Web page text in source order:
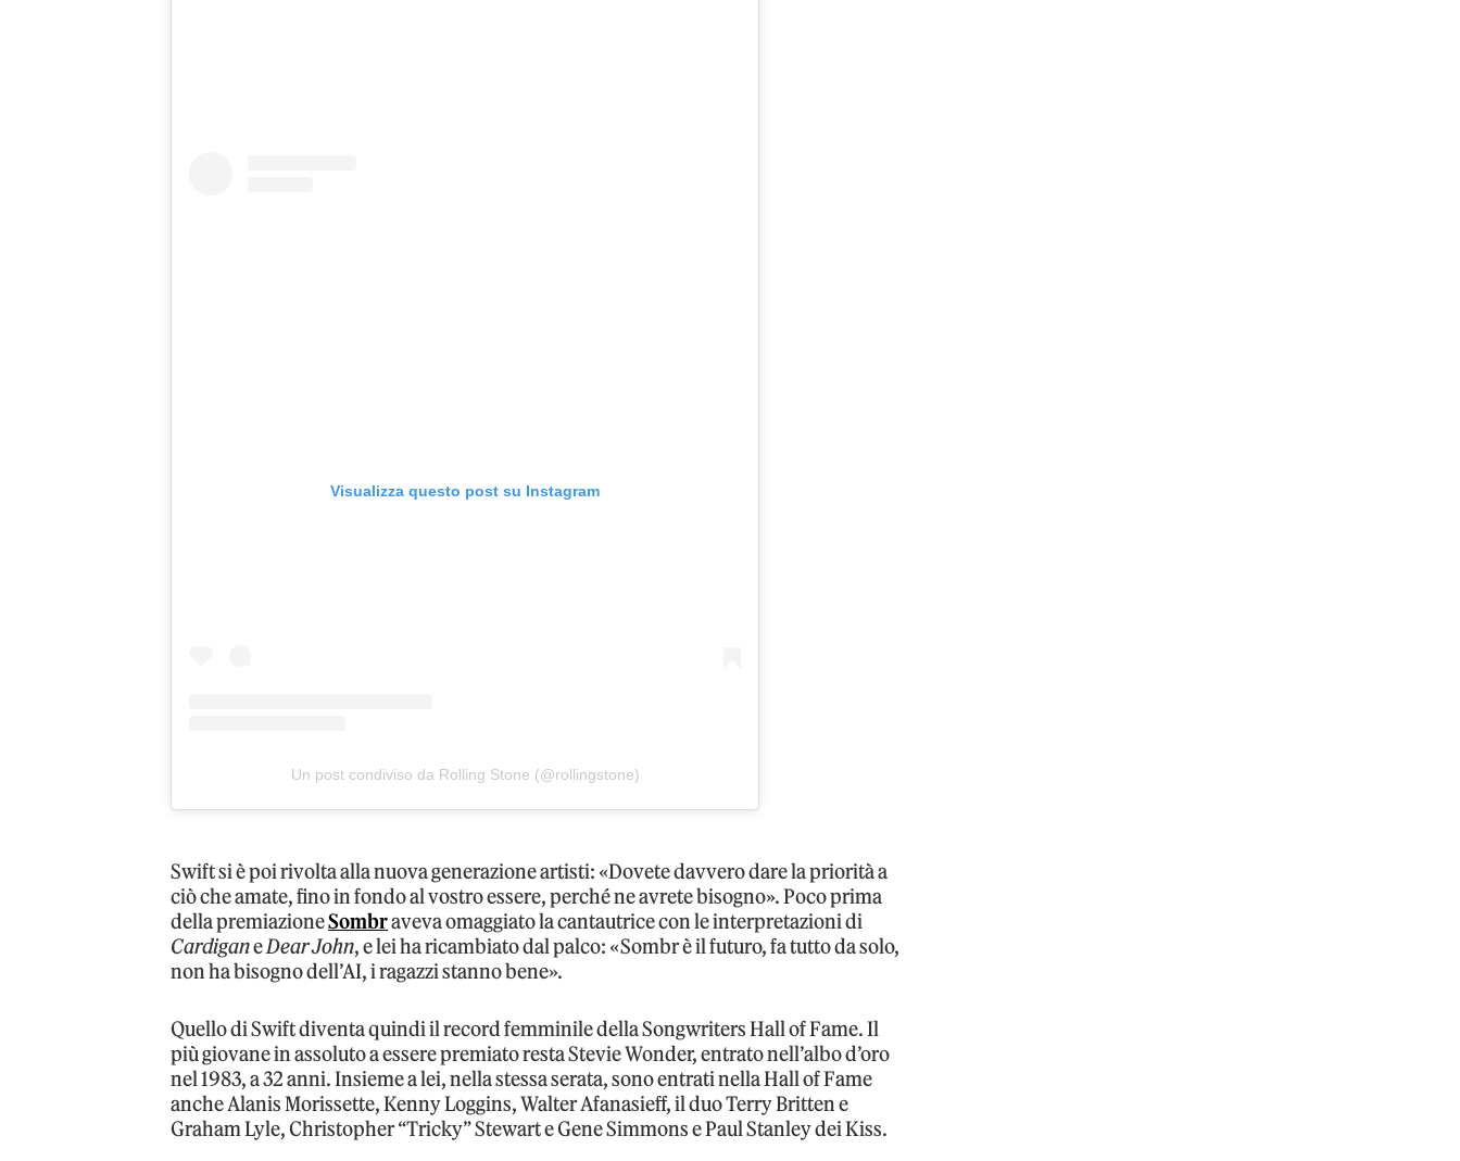
Visualizza questo post su Instagram
Un post condiviso da Rolling Stone (@rollingstone)
Swift si è poi rivolta alla nuova generazione artisti: «Dovete davvero dare la priorità a
ciò che amate, fino in fondo al vostro essere, perché ne avrete bisogno». Poco prima
della premiazioneSombraveva omaggiato la cantautrice con le interpretazioni di
CardiganeDear John, e lei ha ricambiato dal palco: «Sombr è il futuro, fa tutto da solo,
non ha bisogno dell’AI, i ragazzi stanno bene».
Quello di Swift diventa quindi il record femminile della Songwriters Hall of Fame. Il
più giovane in assoluto a essere premiato resta Stevie Wonder, entrato nell’albo d’oro
nel 1983, a 32 anni. Insieme a lei, nella stessa serata, sono entrati nella Hall of Fame
anche Alanis Morissette, Kenny Loggins, Walter Afanasieff, il duo Terry Britten e
Graham Lyle, Christopher “Tricky” Stewart e Gene Simmons e Paul Stanley dei Kiss.